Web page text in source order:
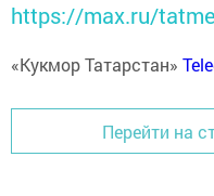
https://max.ru/
«Кукмор Татарстан»
Перейти на